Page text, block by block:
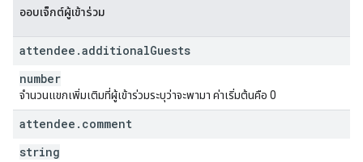
ออบเจ็กต์ผู้เข้าร่วม
attendee .additionalGuests
number
จำนวนแขกเพิ่มเติมที่ผู้เข้าร่วมระบุว่าจะพามา ค่าเริ่มต้นคือ 0
attendee . comment
string